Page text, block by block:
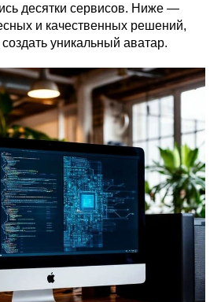
десятки сервисов. Ниже —
и качественных решений,
уникальный аватар.